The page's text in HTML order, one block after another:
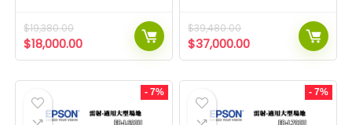
$19,380.00
$18,000.00
$39,480.00
$37,000.00
- 7% - 7%